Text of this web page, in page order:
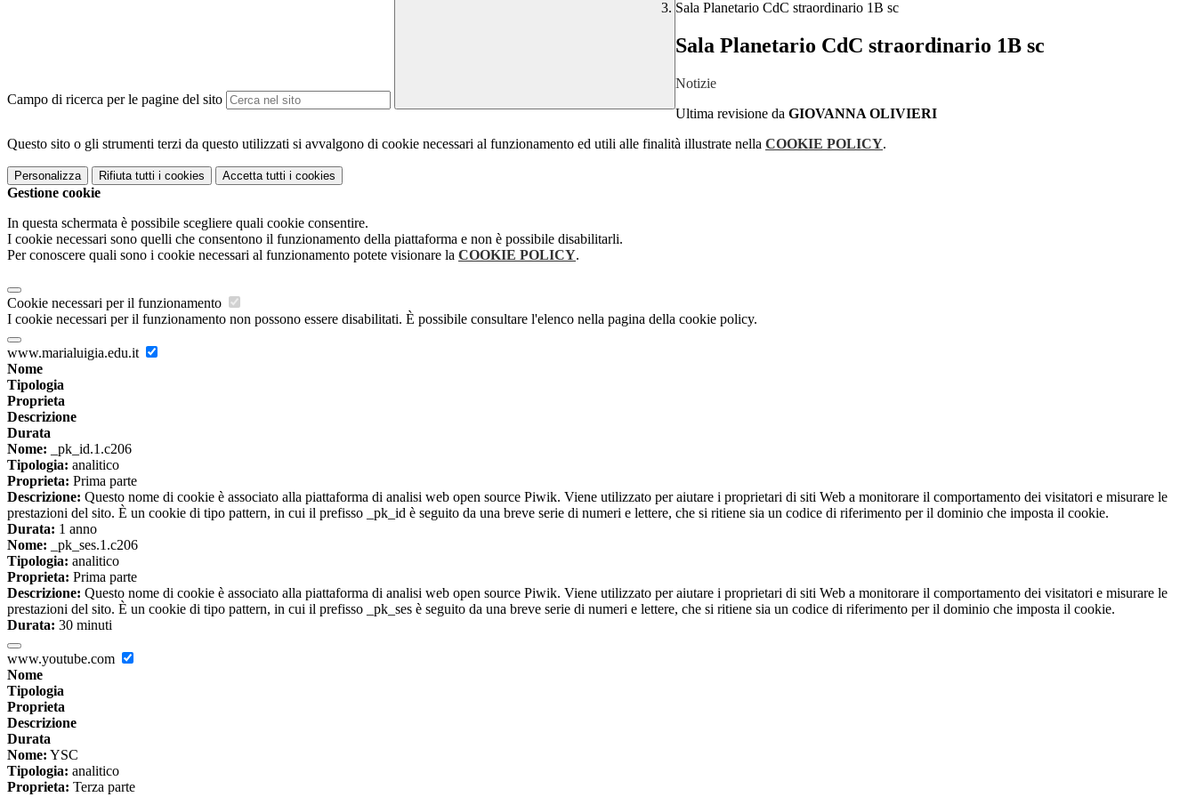
Campo di ricerca per le pagine del sito
Sala Planetario CdC straordinario 1B sc
Sala Planetario CdC straordinario 1B sc
Notizie
Ultima revisione da GIOVANNA OLIVIERI
Questo sito o gli strumenti terzi da questo utilizzati si avvalgono di cookie necessari al funzionamento ed utili alle finalità illustrate nella COOKIE POLICY.
Personalizza Rifiuta tutti i cookies Accetta tutti i cookies
Gestione cookie
In questa schermata è possibile scegliere quali cookie consentire.
I cookie necessari sono quelli che consentono il funzionamento della piattaforma e non è possibile disabilitarli.
Per conoscere quali sono i cookie necessari al funzionamento potete visionare la COOKIE POLICY.
Cookie necessari per il funzionamento
I cookie necessari per il funzionamento non possono essere disabilitati. È possibile consultare l'elenco nella pagina della cookie policy.
www.marialuigia.edu.it
Nome
Tipologia
Proprieta
Descrizione
Durata
Nome: _pk_id.1.c206
Tipologia: analitico
Proprieta: Prima parte
Descrizione: Questo nome di cookie è associato alla piattaforma di analisi web open source Piwik. Viene utilizzato per aiutare i proprietari di siti Web a monitorare il comportamento dei visitatori e misurare le
prestazioni del sito. È un cookie di tipo pattern, in cui il prefisso _pk_id è seguito da una breve serie di numeri e lettere, che si ritiene sia un codice di riferimento per il dominio che imposta il cookie.
Durata: 1 anno
Nome: _pk_ses.1.c206
Tipologia: analitico
Proprieta: Prima parte
Descrizione: Questo nome di cookie è associato alla piattaforma di analisi web open source Piwik. Viene utilizzato per aiutare i proprietari di siti Web a monitorare il comportamento dei visitatori e misurare le
prestazioni del sito. È un cookie di tipo pattern, in cui il prefisso _pk_ses è seguito da una breve serie di numeri e lettere, che si ritiene sia un codice di riferimento per il dominio che imposta il cookie.
Durata: 30 minuti
www.youtube.com
Nome
Tipologia
Proprieta
Descrizione
Durata
Nome: YSC
Tipologia: analitico
Proprieta: Terza parte